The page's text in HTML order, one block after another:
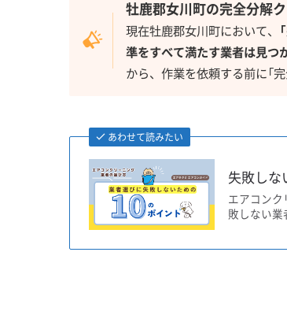
牡鹿郡女川町の完全分解
現在牡鹿郡女川町において、
準をすべて満たす業者は見つ
から、作業を依頼する前に「
あわせて読みたい
失敗しな
エアコン
敗しない業